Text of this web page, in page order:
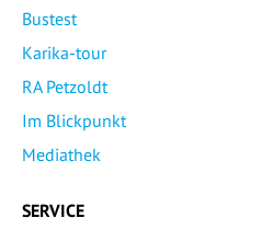
Bustest
Karika-tour
RA Petzoldt
Im Blickpunkt
Mediathek
SERVICE